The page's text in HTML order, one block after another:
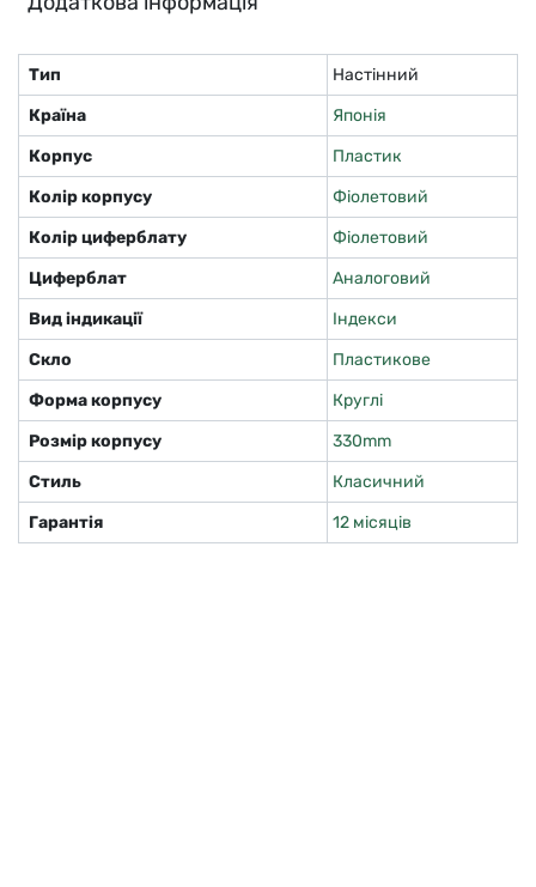
Тип
Настінний
Країна
Японія
Корпус
Пластик
Колір корпусу
Фіолетовий
Колір циферблату
Фіолетовий
Циферблат
Аналоговий
Вид індикації
Індекси
Скло
Пластикове
Форма корпусу
Круглі
Розмір корпусу
330mm
Стиль
Класичний
Гарантія
12 місяців